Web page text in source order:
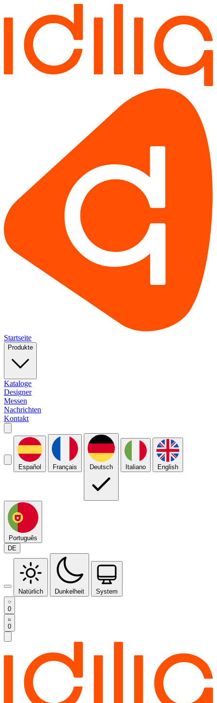
Startseite
Produkte
Kataloge
Designer
Messen
Nachrichten
Kontakt
Español Français Deutsch Italiano English
Português
DE
Natürlich Dunkelheit System
0
0